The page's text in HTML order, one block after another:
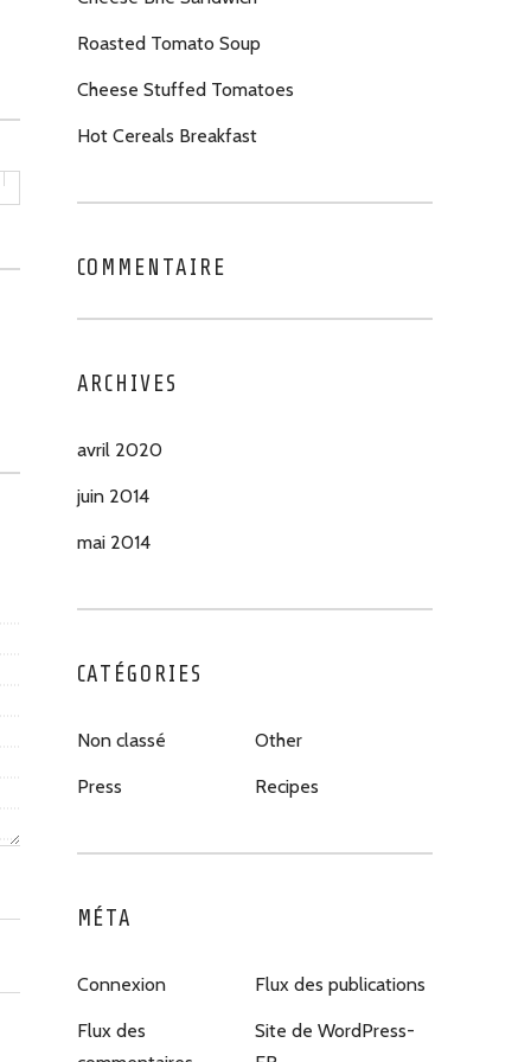
Roasted Tomato Soup
Cheese Stuffed Tomatoes
Hot Cereals Breakfast
COMMENTAIRE
ARCHIVES
avril 2020
juin 2014
mai 2014
CATÉGORIES
Non classé Other
Press Recipes
MÉTA
Connexion Flux des publications
Flux des
Site de WordPress-